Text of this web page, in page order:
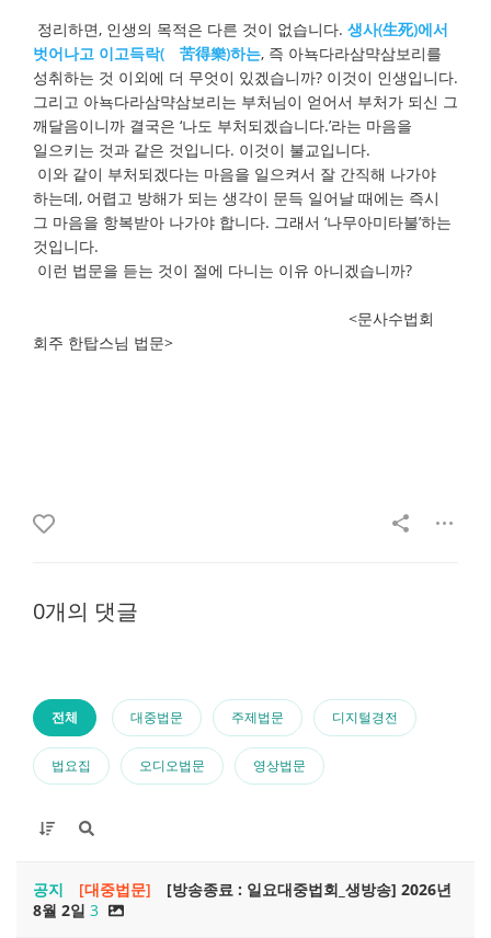
정리하면, 인생의 목적은 다른 것이 없습니다. 생사(生死)에서
벗어나고 이고득락(離苦得樂)하는, 즉 아뇩다라삼먁삼보리를
성취하는 것 이외에 더 무엇이 있겠습니까? 이것이 인생입니다.
그리고 아뇩다라삼먁삼보리는 부처님이 얻어서 부처가 되신 그
깨달음이니까 결국은 ‘나도 부처되겠습니다.’라는 마음을
일으키는 것과 같은 것입니다. 이것이 불교입니다.
이와 같이 부처되겠다는 마음을 일으켜서 잘 간직해 나가야
하는데, 어렵고 방해가 되는 생각이 문득 일어날 때에는 즉시
그 마음을 항복받아 나가야 합니다. 그래서 ‘나무아미타불’하는
것입니다.
이런 법문을 듣는 것이 절에 다니는 이유 아니겠습니까?
<문사수법회
회주 한탑스님 법문>
0개의 댓글
전체 대중법문 주제법문 디지털경전
법요집 오디오법문 영상법문
공지 [대중법문]
[방송종료 : 일요대중법회_생방송] 2026년
8월 2일 3